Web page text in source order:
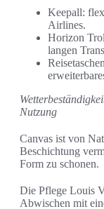
Keepall:
Airlines.
Horizon
langen
Nutzung
Canvas ist von
Beschichtung
Form zu schonen.
Die Pflege Louis
Abwischen mit